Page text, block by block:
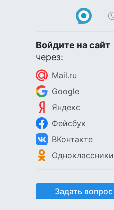
Войдите на сайт
через:
Mail.ru
Google
Яндекс
Фейсбук
ВКонтакте
Одноклассники
Задать вопрос